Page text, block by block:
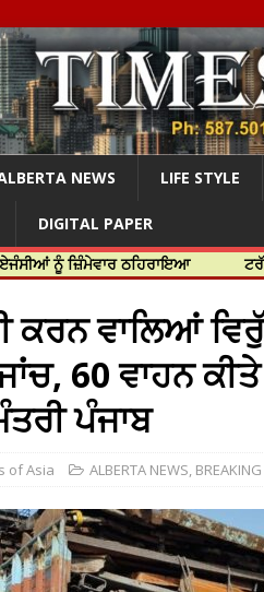
NEWS LIFE STYLE
DIGITAL PAPER
ਠਹਿਰਾਇਆ ਟਰੱਸਟਡ
ਕਰਨ ਵਾਲਿਆਂ
60 ਵਾਹਨ
ਪੰਜਾਬ
of Asia ALBERTA NEWS,